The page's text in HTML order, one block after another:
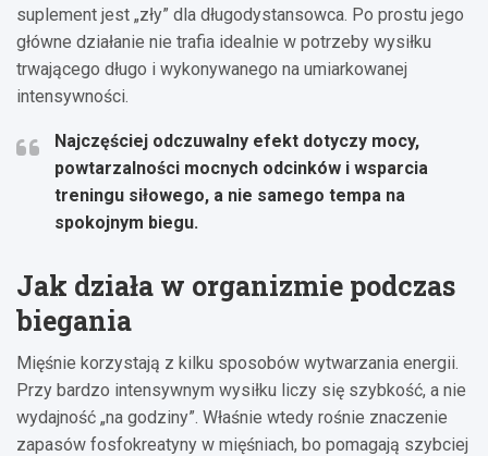
suplement jest „zły” dla długodystansowca. Po prostu jego
główne działanie nie trafia idealnie w potrzeby wysiłku
trwającego długo i wykonywanego na umiarkowanej
intensywności.
Najczęściej odczuwalny efekt dotyczy mocy,
powtarzalności mocnych odcinków i wsparcia
treningu siłowego, a nie samego tempa na
spokojnym biegu.
Jak działa w organizmie podczas
biegania
Mięśnie korzystają z kilku sposobów wytwarzania energii.
Przy bardzo intensywnym wysiłku liczy się szybkość, a nie
wydajność „na godziny”. Właśnie wtedy rośnie znaczenie
zapasów fosfokreatyny w mięśniach, bo pomagają szybciej